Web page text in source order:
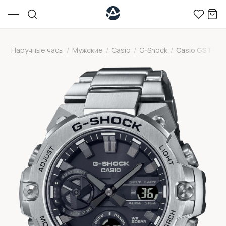
Наручные часы / Мужские / Casio / G-Shock / Casio GST-